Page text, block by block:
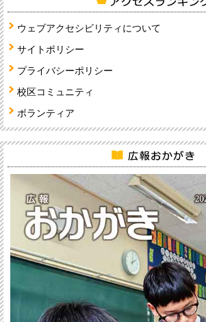
ウェブアクセシビリティについて
サイトポリシー
プライバシーポリシー
校区コミュニティ
ボランティア